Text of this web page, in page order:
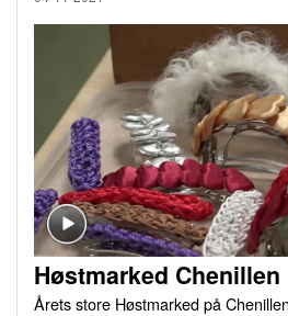
Høstmarked Chenillen
Årets store Høstmarked på